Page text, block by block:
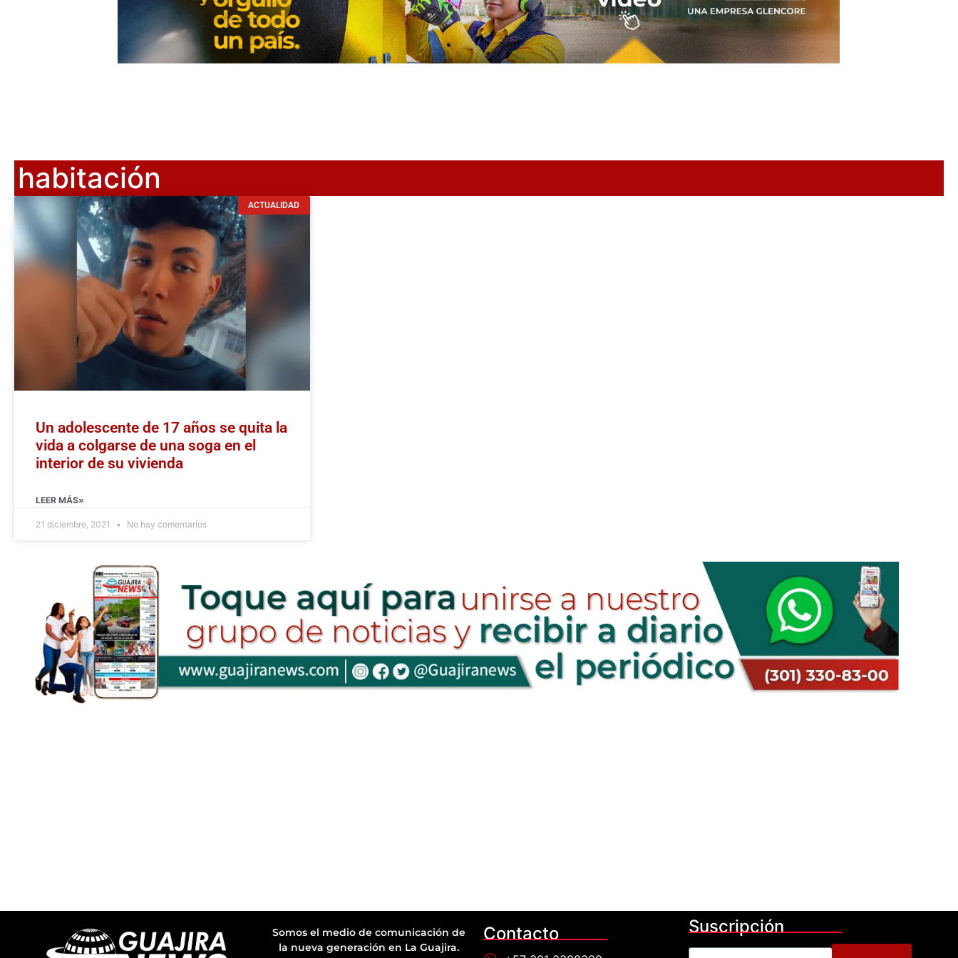
habitación
ACTUALIDAD
Un adolescente de 17 años se quita la
vida a colgarse de una soga en el
interior de su vivienda
LEER MÁS»
21 diciembre, 2021 No hay comentarios
Somos el medio de comunicación de
la nueva generación en La Guajira.
Contacto Suscripción